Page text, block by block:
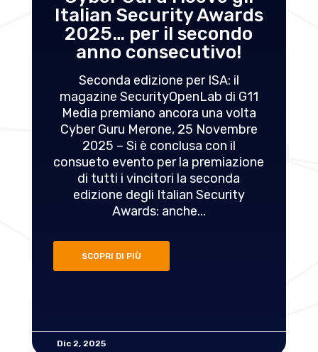
Italian Security Awards
2025… per il secondo
anno consecutivo!
Seconda edizione per ISA: il
magazine SecurityOpenLab di G11
Media premiano ancora una volta
Cyber Guru Merone, 25 Novembre
2025 – Si è conclusa con il
consueto evento per la premiazione
di tutti i vincitori la seconda
edizione degli Italian Security
Awards: anche...
SCOPRI DI PIÙ
Dic 2, 2025